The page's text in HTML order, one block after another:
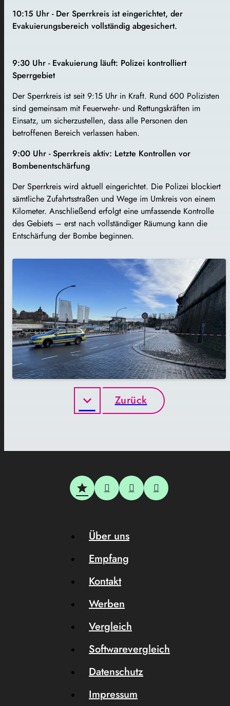
10:15 Uhr - Der Sperrkreis ist eingerichtet, der
Evakuierungsbereich vollständig abgesichert.
9:30 Uhr - Evakuierung läuft: Polizei kontrolliert
Sperrgebiet
Der Sperrkreis ist seit 9:15 Uhr in Kraft. Rund 600 Polizisten
sind gemeinsam mit Feuerwehr- und Rettungskräften im
Einsatz, um sicherzustellen, dass alle Personen den
betroffenen Bereich verlassen haben.
9:00 Uhr - Sperrkreis aktiv: Letzte Kontrollen vor
Bombenentschärfung
Der Sperrkreis wird aktuell eingerichtet. Die Polizei blockiert
sämtliche Zufahrtsstraßen und Wege im Umkreis von einem
Kilometer. Anschließend erfolgt eine umfassende Kontrolle
des Gebiets – erst nach vollständiger Räumung kann die
Entschärfung der Bombe beginnen.
Zurück
Über uns
Empfang
Kontakt
Werben
Vergleich
Softwarevergleich
Datenschutz
Impressum